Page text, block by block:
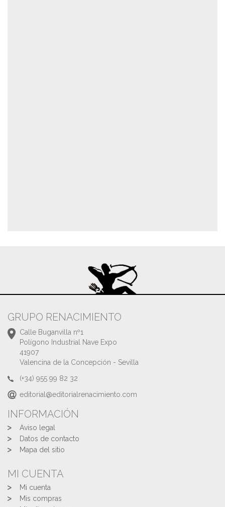
GRUPO RENACIMIENTO
Calle Buganvilla nº1
Polígono Industrial Nave Expo
41907
Valencina de la Concepción - Sevilla
(+34) 955 99 82 32
editorial@editorialrenacimiento.com
INFORMACIÓN
Aviso legal
Datos de contacto
Mapa del sitio
MI CUENTA
Mi cuenta
Mis compras